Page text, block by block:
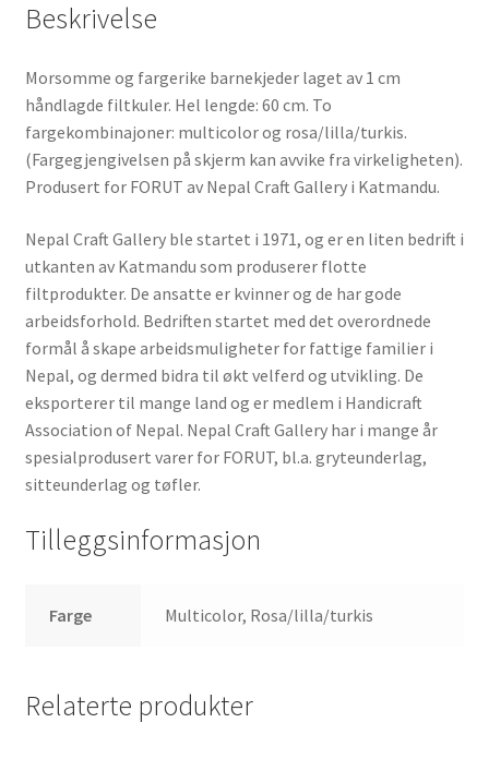
Beskrivelse
Morsomme og fargerike barnekjeder laget av 1 cm
håndlagde filtkuler. Hel lengde: 60 cm. To
fargekombinajoner: multicolor og rosa/lilla/turkis.
(Fargegjengivelsen på skjerm kan avvike fra virkeligheten).
Produsert for FORUT av Nepal Craft Gallery i Katmandu.
Nepal Craft Gallery ble startet i 1971, og er en liten bedrift i
utkanten av Katmandu som produserer flotte
filtprodukter. De ansatte er kvinner og de har gode
arbeidsforhold. Bedriften startet med det overordnede
formål å skape arbeidsmuligheter for fattige familier i
Nepal, og dermed bidra til økt velferd og utvikling. De
eksporterer til mange land og er medlem i Handicraft
Association of Nepal. Nepal Craft Gallery har i mange år
spesialprodusert varer for FORUT, bl.a. gryteunderlag,
sitteunderlag og tøfler.
Tilleggsinformasjon
Farge Multicolor, Rosa/lilla/turkis
Relaterte produkter